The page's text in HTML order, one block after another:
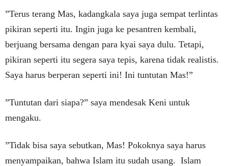
”Terus terang Mas, kadangkala saya juga sempat terlintas
pikiran seperti itu. Ingin juga ke pesantren kembali,
berjuang bersama dengan para kyai saya dulu. Tetapi,
pikiran seperti itu segera saya tepis, karena tidak realistis.
Saya harus berperan seperti ini! Ini tuntutan Mas!”
”Tuntutan dari siapa?” saya mendesak Keni untuk
mengaku.
”Tidak bisa saya sebutkan, Mas! Pokoknya saya harus
menyampaikan, bahwa Islam itu sudah usang. Islam